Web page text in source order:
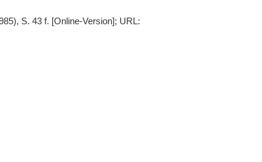
S. 43 f. [Online-Version]; URL: